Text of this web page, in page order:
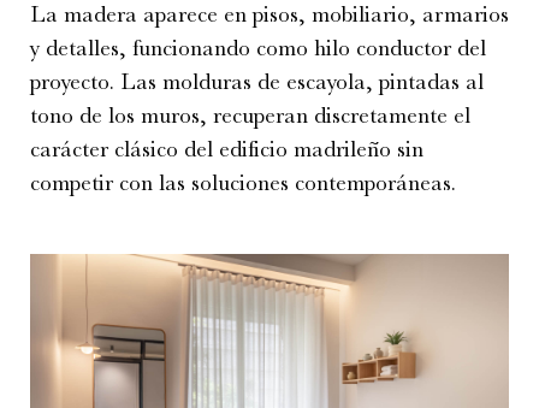
La madera aparece en pisos, mobiliario, armarios
y detalles, funcionando como hilo conductor del
proyecto. Las molduras de escayola, pintadas al
tono de los muros, recuperan discretamente el
carácter clásico del edificio madrileño sin
competir con las soluciones contemporáneas.